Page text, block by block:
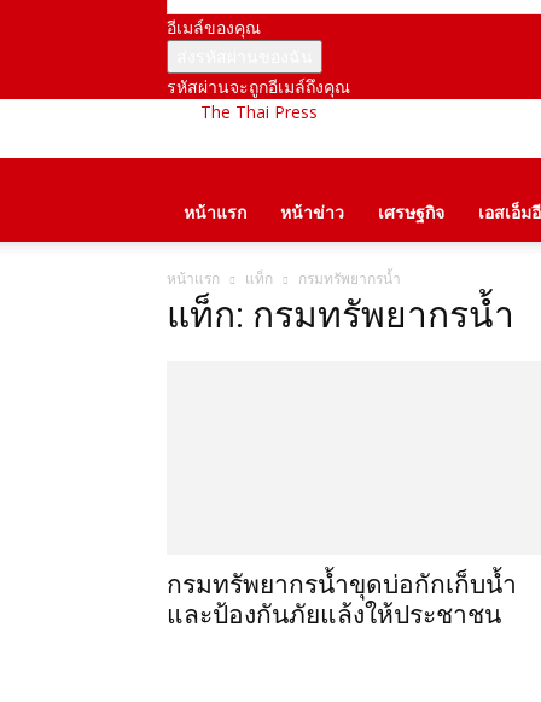
อีเมล์ของคุณ
รหัสผ่านจะถูกอีเมล์ถึงคุณ
The Thai Press
หน้าแรก หน้าข่าว เศรษฐกิจ เอสเอ็มอี
หน้าแรก แท็ก กรมทรัพยากรน้ำ
แท็ก: กรมทรัพยากรน้ำ
กรมทรัพยากรน้ำขุดบ่อกักเก็บน้ำ
และป้องกันภัยแล้งให้ประชาชน